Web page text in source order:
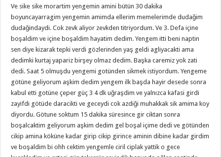
Ve sike sike morartim yengemin amini bütün 30 dakika
boyuncayarragim yengemin amimda ellerim memelerimde dudağim
dudağindaydi. Cok zevk aliyor zevkden titriyordum. Ve 3. Defa içine
boşaldim ve içine boşaldim hayatim dedim. Yengem itti beni naptin
sen diye kizarak tepki verdi gözlerinden yaş geldi agliyacakti ama
dedimki kurtaj yapariz birşey olmaz dedim. Başka caremiz yok zati
dedi. Saat 5 olmuşdu yengemi gotünden sikmek istiyordum. Yengeme
götüne geliyorum aşkim dedim yengem ilk başda hayir desede sonra
kabul etti gotüne çeper güç 3 4 dk uğraşdim ve yalnızca kafasi girdi
zayifdi götüde daracikti ve geceydi cok azdiği muhakkak sik amima koy
diyordu. Götune soktum 15 dakika süresince gir ciktan sonra
boşalcaktim geliyorum aşkim dedim gel boşal içime dedi ve götünden
cikip amina köküne kadar girip cikip girince aminin dibine kadar girdim
ve boşaldim bi ohh cektim yengemle ciril ciplak yattik o gece